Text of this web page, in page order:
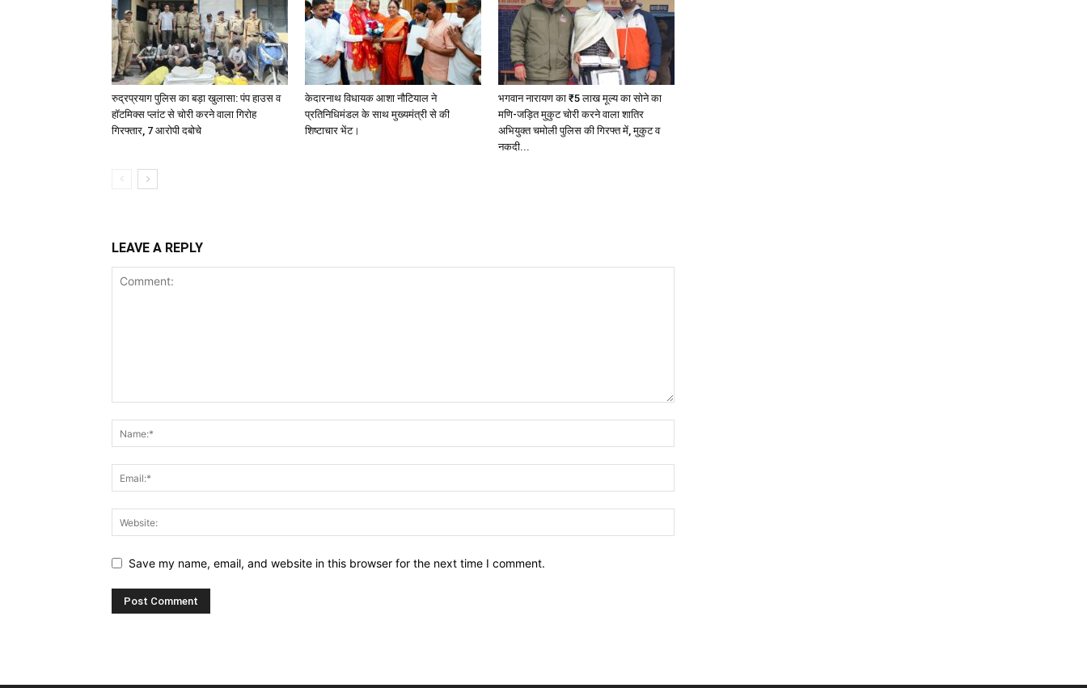
रुद्रप्रयाग पुलिस का बड़ा खुलासा: पंप हाउस व
हॉटमिक्स प्लांट से चोरी करने वाला गिरोह
गिरफ्तार, 7 आरोपी दबोचे
केदारनाथ विधायक आशा नौटियाल ने
प्रतिनिधिमंडल के साथ मुख्यमंत्री से की
शिष्टाचार भेंट।
भगवान नारायण का ₹5 लाख मूल्य का सोने का
मणि-जड़ित मुकुट चोरी करने वाला शातिर
अभियुक्त चमोली पुलिस की गिरफ्त में, मुकुट व
नकदी...
LEAVE A REPLY
Save my name, email, and website in this browser for the next time I comment.